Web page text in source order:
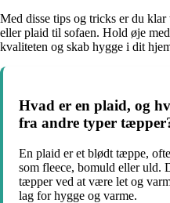
Med disse tips og tricks er du
eller plaid til sofaen. Hold øje
kvaliteten og skab hygge i dit
Hvad er en plaid, og
fra andre typer
En plaid er et blødt tæppe,
som fleece, bomuld eller uld.
tæpper ved at være let og
lag for hygge og varme.